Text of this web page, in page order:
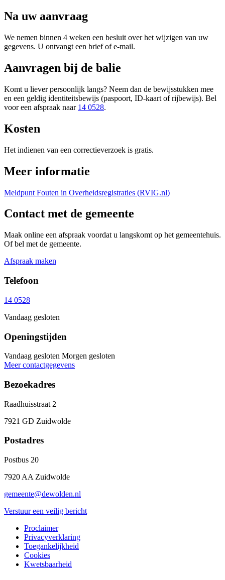
Na uw aanvraag
We nemen binnen 4 weken een besluit over het wijzigen van uw
gegevens. U ontvangt een brief of e-mail.
Aanvragen bij de balie
Komt u liever persoonlijk langs? Neem dan de bewijsstukken mee
en een geldig identiteitsbewijs (paspoort, ID-kaart of rijbewijs). Bel
voor een afspraak naar 14 0528.
Kosten
Het indienen van een correctieverzoek is gratis.
Meer informatie
Meldpunt Fouten in Overheidsregistraties (RVIG.nl)
Contact met de gemeente
Maak online een afspraak voordat u langskomt op het gemeentehuis.
Of bel met de gemeente.
Afspraak maken
Telefoon
14 0528
Vandaag gesloten
Openingstijden
Vandaag gesloten Morgen gesloten
Meer contactgegevens
Bezoekadres
Raadhuisstraat 2
7921 GD Zuidwolde
Postadres
Postbus 20
7920 AA Zuidwolde
gemeente@dewolden.nl
Verstuur een veilig bericht
Proclaimer
Privacyverklaring
Toegankelijkheid
Cookies
Kwetsbaarheid